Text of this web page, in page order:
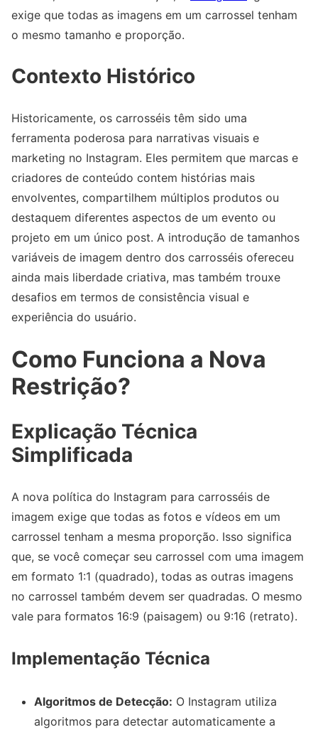
exige que todas as imagens em um carrossel tenham
o mesmo tamanho e proporção.
Contexto Histórico
Historicamente, os carrosséis têm sido uma
ferramenta poderosa para narrativas visuais e
marketing no Instagram. Eles permitem que marcas e
criadores de conteúdo contem histórias mais
envolventes, compartilhem múltiplos produtos ou
destaquem diferentes aspectos de um evento ou
projeto em um único post. A introdução de tamanhos
variáveis de imagem dentro dos carrosséis ofereceu
ainda mais liberdade criativa, mas também trouxe
desafios em termos de consistência visual e
experiência do usuário.
Como Funciona a Nova
Restrição?
Explicação Técnica
Simplificada
A nova política do Instagram para carrosséis de
imagem exige que todas as fotos e vídeos em um
carrossel tenham a mesma proporção. Isso significa
que, se você começar seu carrossel com uma imagem
em formato 1:1 (quadrado), todas as outras imagens
no carrossel também devem ser quadradas. O mesmo
vale para formatos 16:9 (paisagem) ou 9:16 (retrato).
Implementação Técnica
Algoritmos de Detecção: O Instagram utiliza
algoritmos para detectar automaticamente a